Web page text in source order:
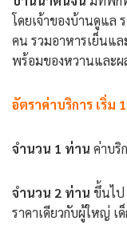
โดยเจ้าของบ้านดูแล
คน รวมอาหารเย็นแ
พร้อมของหวานและผ
อัตราค่าบริการ เริ่ม 1
จำนวน 1 ท่าน ค่าบริ
จำนวน 2 ท่าน ขึ้นไป
ราคาเดียวกับผู้ใหญ่ เ